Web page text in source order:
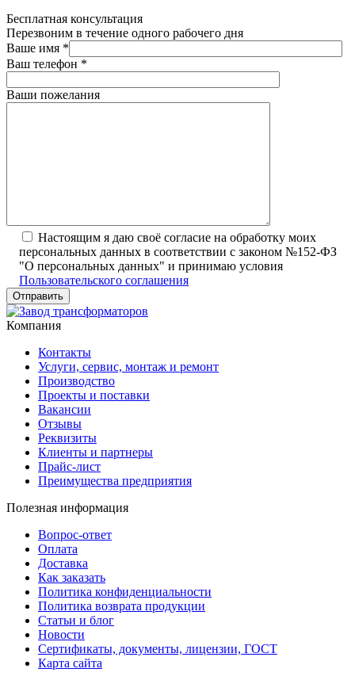
Бесплатная консультация
Перезвоним в течение одного рабочего дня
Ваше имя *
Ваш телефон *
Ваши пожелания
Настоящим я даю своё согласие на обработку моих
персональных данных в соответствии с законом №152-ФЗ
"О персональных данных" и принимаю условия
Пользовательского соглашения
Компания
Контакты
Услуги, сервис, монтаж и ремонт
Производство
Проекты и поставки
Вакансии
Отзывы
Реквизиты
Клиенты и партнеры
Прайс-лист
Преимущества предприятия
Полезная информация
Вопрос-ответ
Оплата
Доставка
Как заказать
Политика конфиденциальности
Политика возврата продукции
Статьи и блог
Новости
Сертификаты, документы, лицензии, ГОСТ
Карта сайта